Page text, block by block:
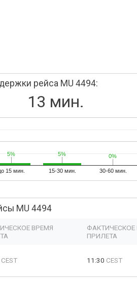
рейса MU 4494:
13 мин.
15 мин. 15-30 мин. 30-60 мин.
5%
5% 5%
5% 0%
0%
MU 4494
ВРЕМЯ
ФАКТИЧЕСКОЕ
ПРИЛЕТА
CEST 11:30 CEST